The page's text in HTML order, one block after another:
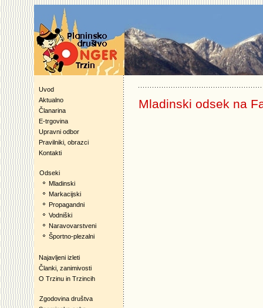
Uvod
Aktualno
Članarina
E-trgovina
Upravni odbor
Pravilniki, obrazci
Kontakti
Odseki
Mladinski
Markacijski
Propagandni
Vodniški
Naravovarstveni
Športno-plezalni
Najavljeni izleti
Članki, zanimivosti
O Trzinu in Trzincih
Zgodovina društva
Mladinski odsek na